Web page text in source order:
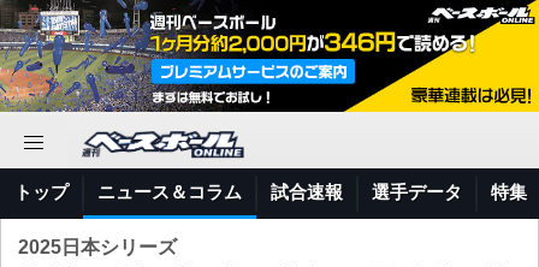
トップ ニュース＆コラム 試合速報 選手データ 特集
2025日本シリーズ